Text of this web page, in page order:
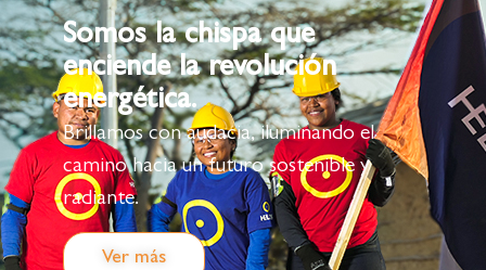
Somos la chispa que
enciende la revolución
energética.
Brillamos con audacia, iluminando el
camino hacia un futuro sostenible y
radiante.
Ver más